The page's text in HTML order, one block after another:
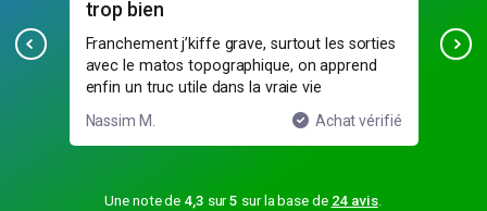
trop bien
Franchement j’kiffe grave, surtout les sorties
avec le matos topographique, on apprend
enfin un truc utile dans la vraie vie
Nassim M. Achat vérifié
Une note de 4,3 sur5 sur la base de 24 avis.